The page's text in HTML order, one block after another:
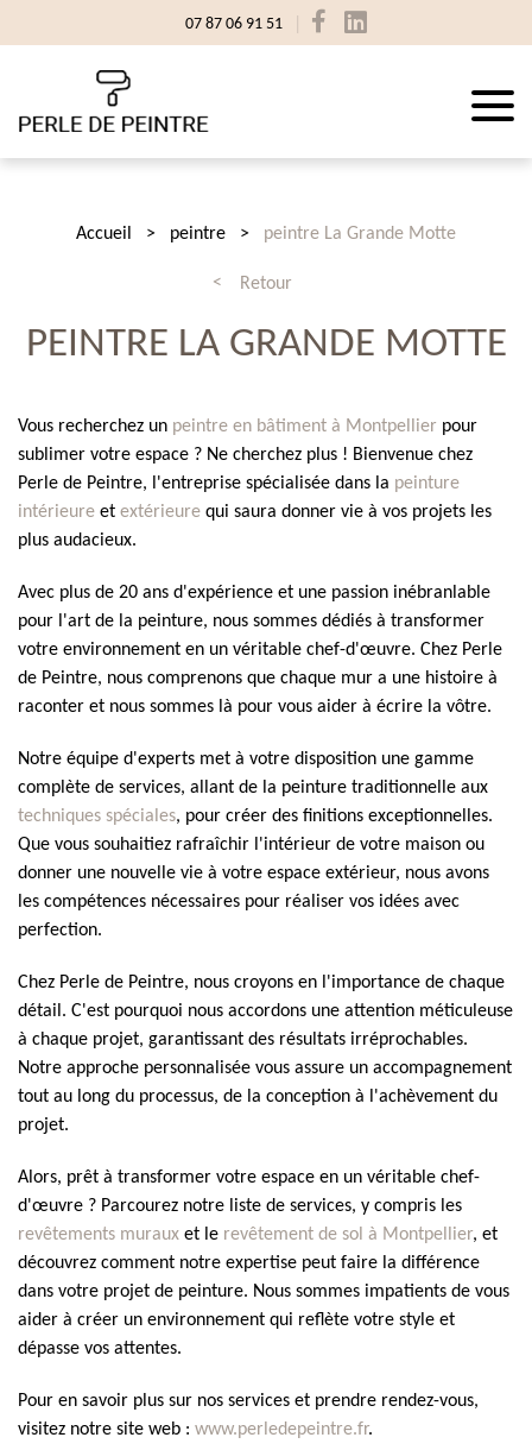
07 87 06 91 51
Accueil peintre peintre La Grande Motte
Retour
PEINTRE LA GRANDE MOTTE
Vous recherchez un peintre en bâtiment à Montpellier pour
sublimer votre espace ? Ne cherchez plus ! Bienvenue chez
Perle de Peintre, l'entreprise spécialisée dans la peinture
intérieure et extérieure qui saura donner vie à vos projets les
plus audacieux.
Avec plus de 20 ans d'expérience et une passion inébranlable
pour l'art de la peinture, nous sommes dédiés à transformer
votre environnement en un véritable chef-d'œuvre. Chez Perle
de Peintre, nous comprenons que chaque mur a une histoire à
raconter et nous sommes là pour vous aider à écrire la vôtre.
Notre équipe d'experts met à votre disposition une gamme
complète de services, allant de la peinture traditionnelle aux
techniques spéciales, pour créer des finitions exceptionnelles.
Que vous souhaitiez rafraîchir l'intérieur de votre maison ou
donner une nouvelle vie à votre espace extérieur, nous avons
les compétences nécessaires pour réaliser vos idées avec
perfection.
Chez Perle de Peintre, nous croyons en l'importance de chaque
détail. C'est pourquoi nous accordons une attention méticuleuse
à chaque projet, garantissant des résultats irréprochables.
Notre approche personnalisée vous assure un accompagnement
tout au long du processus, de la conception à l'achèvement du
projet.
Alors, prêt à transformer votre espace en un véritable chef-
d'œuvre ? Parcourez notre liste de services, y compris les
revêtements muraux et le revêtement de sol à Montpellier, et
découvrez comment notre expertise peut faire la différence
dans votre projet de peinture. Nous sommes impatients de vous
aider à créer un environnement qui reflète votre style et
dépasse vos attentes.
Pour en savoir plus sur nos services et prendre rendez-vous,
visitez notre site web : www.perledepeintre.fr.